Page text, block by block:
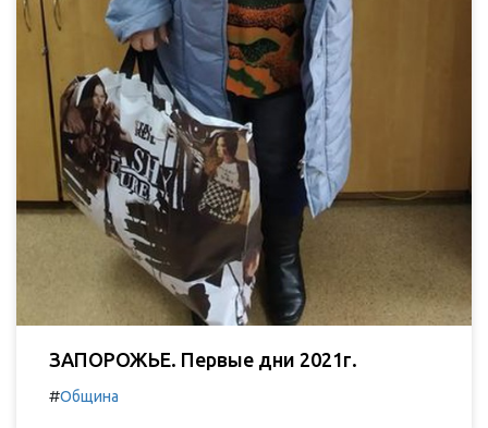
ЗАПОРОЖЬЕ. Первые дни 2021г.
#Община